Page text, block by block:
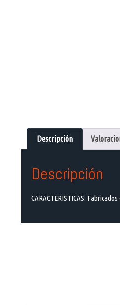
Descripción
Descripción
CARACTERISTICAS: